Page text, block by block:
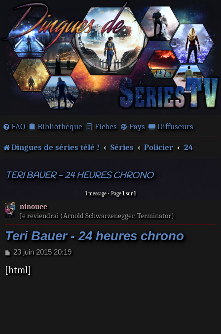
FAQ Bibliothèque Fiches Pays Diffuseurs
Dingues de séries télé ! Séries Policier 24
TERI BAUER - 24 HEURES CHRONO
1 message • Page1sur1
ninouee
Je reviendrai (Arnold Schwarzenegger, Terminator)
Teri Bauer - 24 heures chrono
M
s
23 juin 2015 20:19
[html]